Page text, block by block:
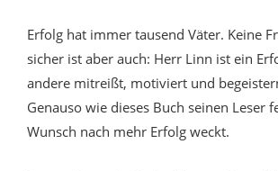
Erfolg hat immer tausend Väter. Keine
sicher ist aber auch: Herr Linn ist ein
andere mitreißt, motiviert und
Genauso wie dieses Buch seinen Leser
Wunsch nach mehr Erfolg weckt.